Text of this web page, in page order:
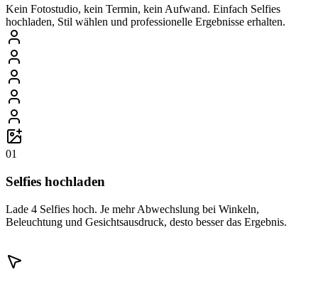
Kein Fotostudio, kein Termin, kein Aufwand. Einfach Selfies
hochladen, Stil wählen und professionelle Ergebnisse erhalten.
01
Selfies hochladen
Lade 4 Selfies hoch. Je mehr Abwechslung bei Winkeln,
Beleuchtung und Gesichtsausdruck, desto besser das Ergebnis.